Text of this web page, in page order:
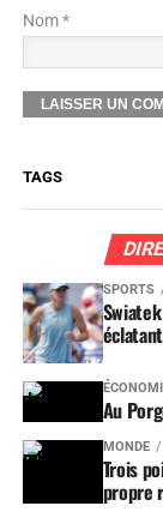
Nom *
TAGS
SPORTS
Au
MONDE
Trois
propre